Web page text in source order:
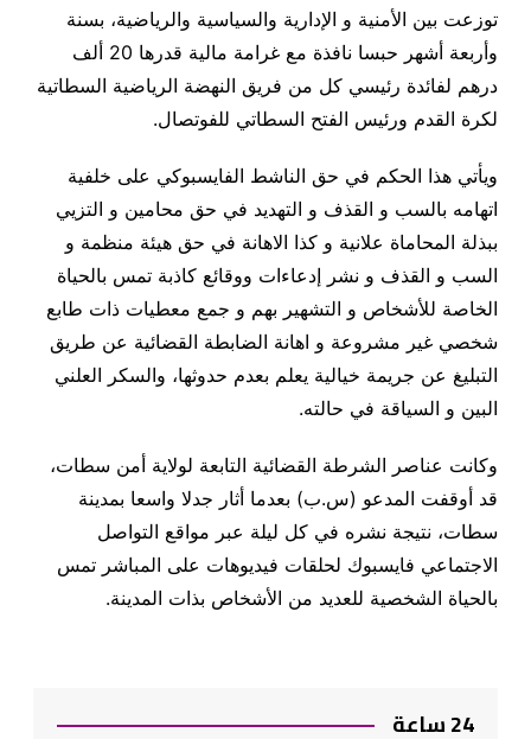
توزعت بين الأمنية و الإدارية والسياسية والرياضية، بسنة
وأربعة أشهر حبسا نافذة مع غرامة مالية قدرها 20 ألف
درهم لفائدة رئيسي كل من فريق النهضة الرياضية السطاتية
لكرة القدم ورئيس الفتح السطاتي للفوتصال.
ويأتي هذا الحكم في حق الناشط الفايسبوكي على خلفية
اتهامه بالسب و القذف و التهديد في حق محامين و التزيي
ببذلة المحاماة علانية و كذا الاهانة في حق هيئة منظمة و
السب و القذف و نشر إدعاءات ووقائع كاذبة تمس بالحياة
الخاصة للأشخاص و التشهير بهم و جمع معطيات ذات طابع
شخصي غير مشروعة و اهانة الضابطة القضائية عن طريق
التبليغ عن جريمة خيالية يعلم بعدم حدوثها، والسكر العلني
البين و السياقة في حالته.
وكانت عناصر الشرطة القضائية التابعة لولاية أمن سطات،
قد أوقفت المدعو (س.ب) بعدما أثار جدلا واسعا بمدينة
سطات، نتيجة نشره في كل ليلة عبر مواقع التواصل
الاجتماعي فايسبوك لحلقات فيديوهات على المباشر تمس
بالحياة الشخصية للعديد من الأشخاص بذات المدينة.
24 ساعة